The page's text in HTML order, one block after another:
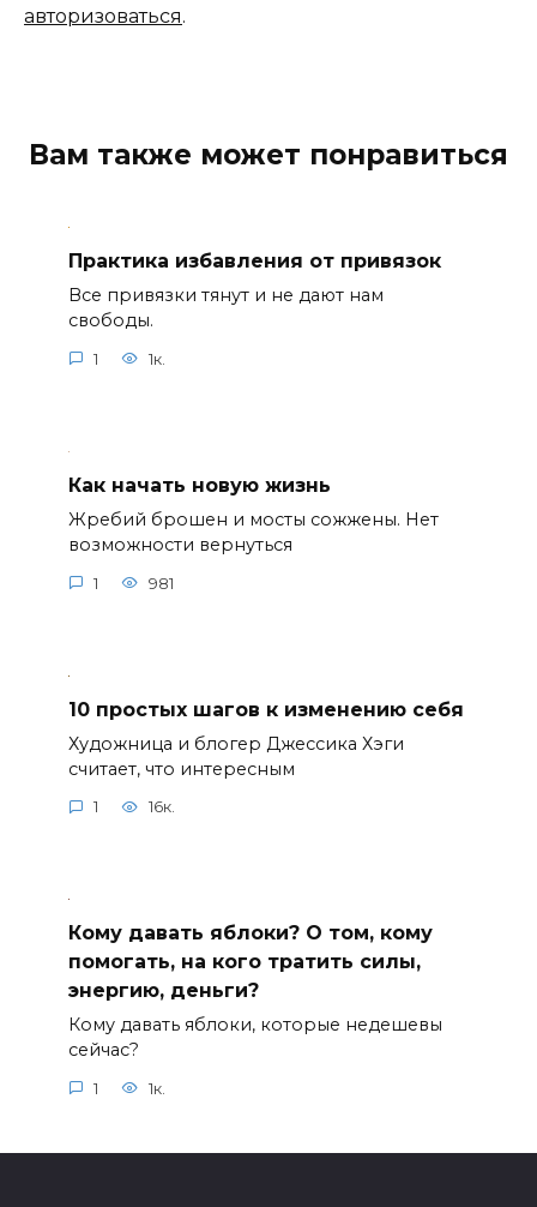
авторизоваться.
Вам также может понравиться
Практика избавления от привязок
Все привязки тянут и не дают нам
свободы.
1 1к.
Как начать новую жизнь
Жребий брошен и мосты сожжены. Нет
возможности вернуться
1 981
10 простых шагов к изменению себя
Художница и блогер Джессика Хэги
считает, что интересным
1 16к.
Кому давать яблоки? О том, кому
помогать, на кого тратить силы,
энергию, деньги?
Кому давать яблоки, которые недешевы
сейчас?
1 1к.